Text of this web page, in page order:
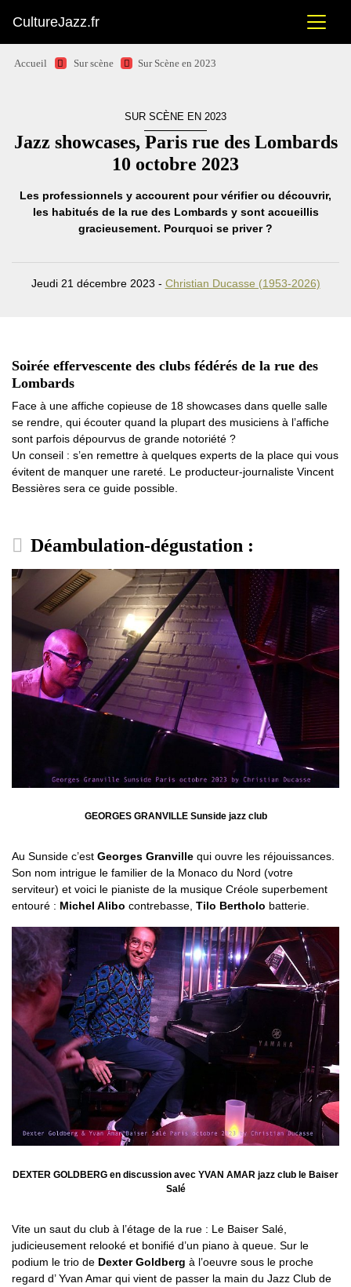
CultureJazz.fr
Accueil Sur scène Sur Scène en 2023
SUR SCÈNE EN 2023
Jazz showcases, Paris rue des Lombards
10 octobre 2023
Les professionnels y accourent pour vérifier ou découvrir,
les habitués de la rue des Lombards y sont accueillis
gracieusement. Pourquoi se priver ?
Jeudi 21 décembre 2023 - Christian Ducasse (1953-2026)
Soirée effervescente des clubs fédérés de la rue des
Lombards
Face à une affiche copieuse de 18 showcases dans quelle salle
se rendre, qui écouter quand la plupart des musiciens à l’affiche
sont parfois dépourvus de grande notoriété ?
Un conseil : s’en remettre à quelques experts de la place qui vous
évitent de manquer une rareté. Le producteur-journaliste Vincent
Bessières sera ce guide possible.
Déambulation-dégustation :
GEORGES GRANVILLE Sunside jazz club
Au Sunside c’est Georges Granville qui ouvre les réjouissances.
Son nom intrigue le familier de la Monaco du Nord (votre
serviteur) et voici le pianiste de la musique Créole superbement
entouré : Michel Alibo contrebasse, Tilo Bertholo batterie.
DEXTER GOLDBERG en discussion avec YVAN AMAR jazz club le Baiser
Salé
Vite un saut du club à l’étage de la rue : Le Baiser Salé,
judicieusement relooké et bonifié d’un piano à queue. Sur le
podium le trio de Dexter Goldberg à l’oeuvre sous le proche
regard d’ Yvan Amar qui vient de passer la main du Jazz Club de